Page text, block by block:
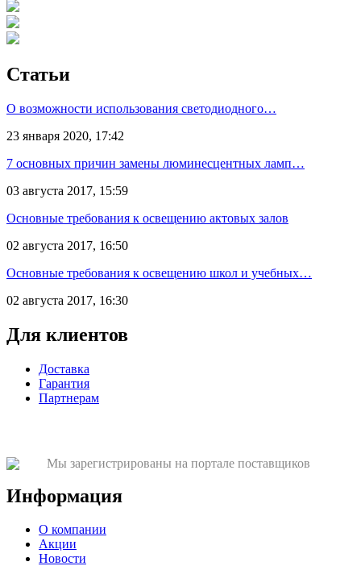
Статьи
О возможности использования светодиодного…
23 января 2020, 17:42
7 основных причин замены люминесцентных ламп…
03 августа 2017, 15:59
Основные требования к освещению актовых залов
02 августа 2017, 16:50
Основные требования к освещению школ и учебных…
02 августа 2017, 16:30
Для клиентов
Доставка
Гарантия
Партнерам
Мы зарегистрированы на портале поставщиков
Информация
О компании
Акции
Новости